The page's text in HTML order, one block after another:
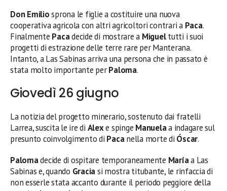
Don Emiliosprona le figlie a costituire una nuova
cooperativa agricola con altri agricoltori contrari a Paca.
Finalmente Pacadecide di mostrare a Migueltutti i suoi
progetti di estrazione delle terre rare per Manterana.
Intanto, a Las Sabinas arriva una persona che in passato è
stata molto importante perPaloma.
Giovedì 26 giugno
La notizia del progetto minerario, sostenuto dai fratelli
Larrea, suscita le ire di Alexe spinge Manuelaa indagare sul
presunto coinvolgimento di Pacanella morte di Óscar.
Palomadecide di ospitare temporaneamente Maríaa Las
Sabinas e, quando Graciasi mostra titubante, le rinfaccia di
non esserle stata accanto durante il periodo peggiore della